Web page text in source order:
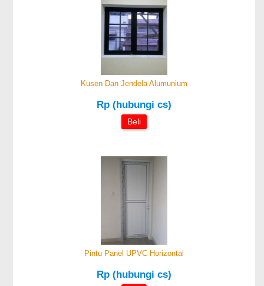
Kusen Dan Jendela Alumunium
Rp (hubungi cs)
Beli
Pintu Panel UPVC Horizontal
Rp (hubungi cs)